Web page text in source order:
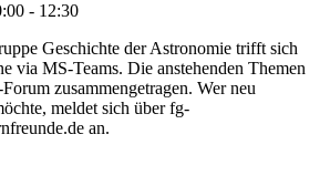
- 12:30
Geschichte der Astronomie trifft sich
via MS-Teams. Die anstehenden Themen
zusammengetragen. Wer neu
meldet sich über fg-
an.